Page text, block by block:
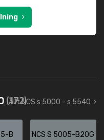
(172)
Allt NCS s 5000 - s 5540
B NCS S 5005-B20G